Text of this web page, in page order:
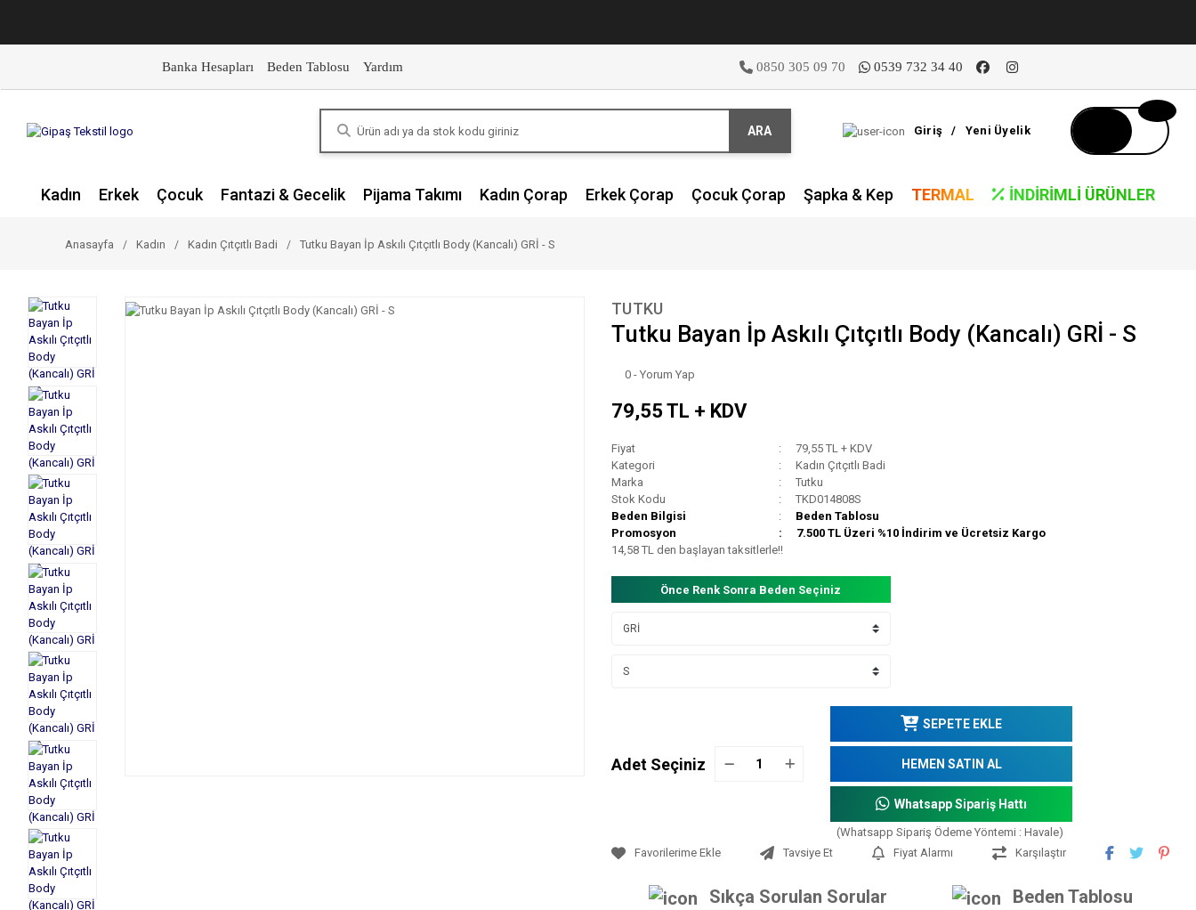
Banka Hesapları Beden Tablosu Yardım 0850 305 09 70 0539 732 34 40
ARA Giriş / Yeni Üyelik
Kadın Erkek Çocuk Fantazi & Gecelik Pijama Takımı Kadın Çorap Erkek Çorap Çocuk Çorap Şapka & Kep TERMAL İNDIRIMLI ÜRÜNLER
Anasayfa Kadın Kadın Çıtçıtlı Badi Tutku Bayan İp Askılı Çıtçıtlı Body (Kancalı) GRİ - S
TUTKU
Tutku Bayan İp Askılı Çıtçıtlı Body (Kancalı) GRİ - S
0 - Yorum Yap
79,55 TL + KDV
Fiyat
79,55 TL + KDV
Kategori
Kadın Çıtçıtlı Badi
Marka
Tutku
Stok Kodu
TKD014808S
Beden Bilgisi
Beden Tablosu
Promosyon
7.500 TL Üzeri %10 İndirim ve Ücretsiz Kargo
14,58 TL den başlayan taksitlerle!!
Önce Renk Sonra Beden Seçiniz
Adet Seçiniz
SEPETE EKLE
HEMEN SATIN AL
Whatsapp Sipariş Hattı
(Whatsapp Sipariş Ödeme Yöntemi : Havale)
Tavsiye Et
Fiyat Alarmı Karşılaştır
Sıkça Sorulan Sorular Beden Tablosu